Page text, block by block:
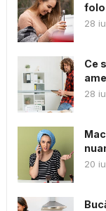
28
Ce
28
20